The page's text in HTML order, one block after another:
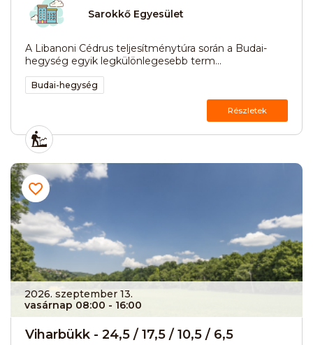
Sarokkő Egyesület
A Libanoni Cédrus teljesítménytúra során a Budai-
hegység egyik legkülönlegesebb term...
Budai-hegység
Részletek
2026. szeptember 13.
vasárnap 08:00 - 16:00
Viharbükk - 24,5 / 17,5 / 10,5 / 6,5